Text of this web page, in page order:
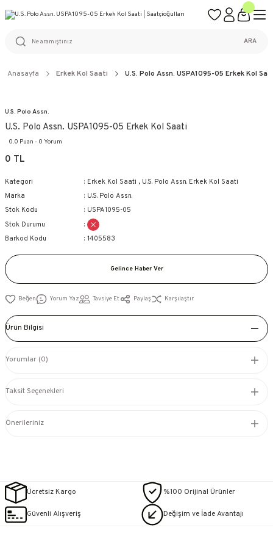
%100 ORİJİNAL ÜRÜN GARANTİSİ
ARA
Anasayfa Erkek Kol Saati U.S. Polo Assn. USPA1095-05 Erkek Kol
U.S. Polo Assn.
U.S. Polo Assn. USPA1095-05 Erkek Kol Saati
0.0 Puan - 0 Yorum
0 TL
Kategori Erkek Kol Saati , U.S. Polo Assn. Erkek Kol Saati
Marka
U.S. Polo Assn.
Stok Kodu
USPA1095-05
Stok Durumu
Barkod Kodu
1405583
Gelince Haber Ver
Yorum Yaz Tavsiye Et Paylaş Karşılaştır
Ürün Bilgisi
Yorumlar (0)
Taksit Seçenekleri
Önerileriniz
Ücretsiz Kargo %100 Orijinal Ürünler
Güvenli Alışveriş Değişim ve İade Avantajı